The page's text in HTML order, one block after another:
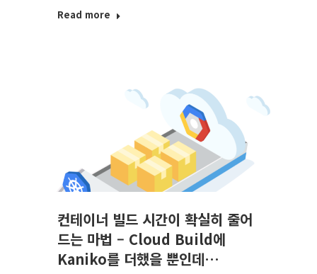
Read more
컨테이너 빌드 시간이 확실히 줄어
드는 마법 – Cloud Build에
Kaniko를 더했을 뿐인데…